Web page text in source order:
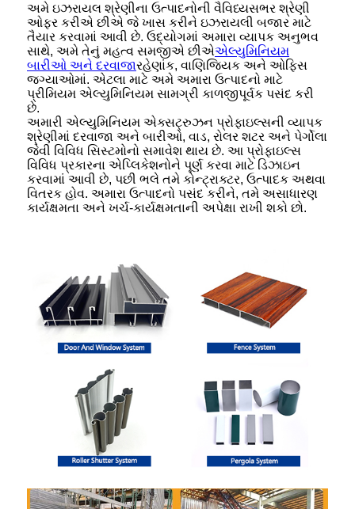
અમે ઇઝરાયલ શ્રેણીના ઉત્પાદનોની વૈવિધ્યસભર શ્રેણી
ઓફર કરીએ છીએ જે ખાસ કરીને ઇઝરાયલી બજાર માટે
તૈયાર કરવામાં આવી છે. ઉદ્યોગમાં અમારા વ્યાપક અનુભવ
સાથે, અમે તેનું મહત્વ સમજીએ છીએએલ્યુમિનિયમ
બારીઓ અને દરવાજારહેણાંક, વાણિજ્યિક અને ઓફિસ
જગ્યાઓમાં. એટલા માટે અમે અમારા ઉત્પાદનો માટે
પ્રીમિયમ એલ્યુમિનિયમ સામગ્રી કાળજીપૂર્વક પસંદ કરી
છે.
અમારી એલ્યુમિનિયમ એક્સટ્રુઝન પ્રોફાઇલ્સની વ્યાપક
શ્રેણીમાં દરવાજા અને બારીઓ, વાડ, રોલર શટર અને પેર્ગોલા
જેવી વિવિધ સિસ્ટમોનો સમાવેશ થાય છે. આ પ્રોફાઇલ્સ
વિવિધ પ્રકારના એપ્લિકેશનોને પૂર્ણ કરવા માટે ડિઝાઇન
કરવામાં આવી છે, પછી ભલે તમે કોન્ટ્રાક્ટર, ઉત્પાદક અથવા
વિતરક હોવ. અમારા ઉત્પાદનો પસંદ કરીને, તમે અસાધારણ
કાર્યક્ષમતા અને ખર્ચ-કાર્યક્ષમતાની અપેક્ષા રાખી શકો છો.